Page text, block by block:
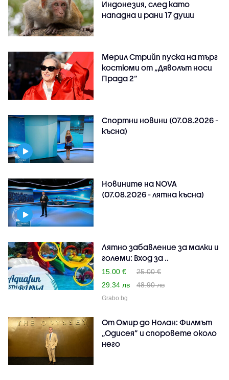
Индонезия, след като
нападна и рани 17 души
Мерил Стрийп пуска на търг
костюми от „Дяволът носи
Прада 2“
Спортни новини (07.08.2026 -
късна)
Новините на NOVA
(07.08.2026 - лятна късна)
Лятно забавление за малки и
големи: Вход за ..
15.00 €
25.00 €
29.34 лв
48.90 лв
Grabo.bg
От Омир до Нолан: Филмът
„Одисея” и споровете около
него